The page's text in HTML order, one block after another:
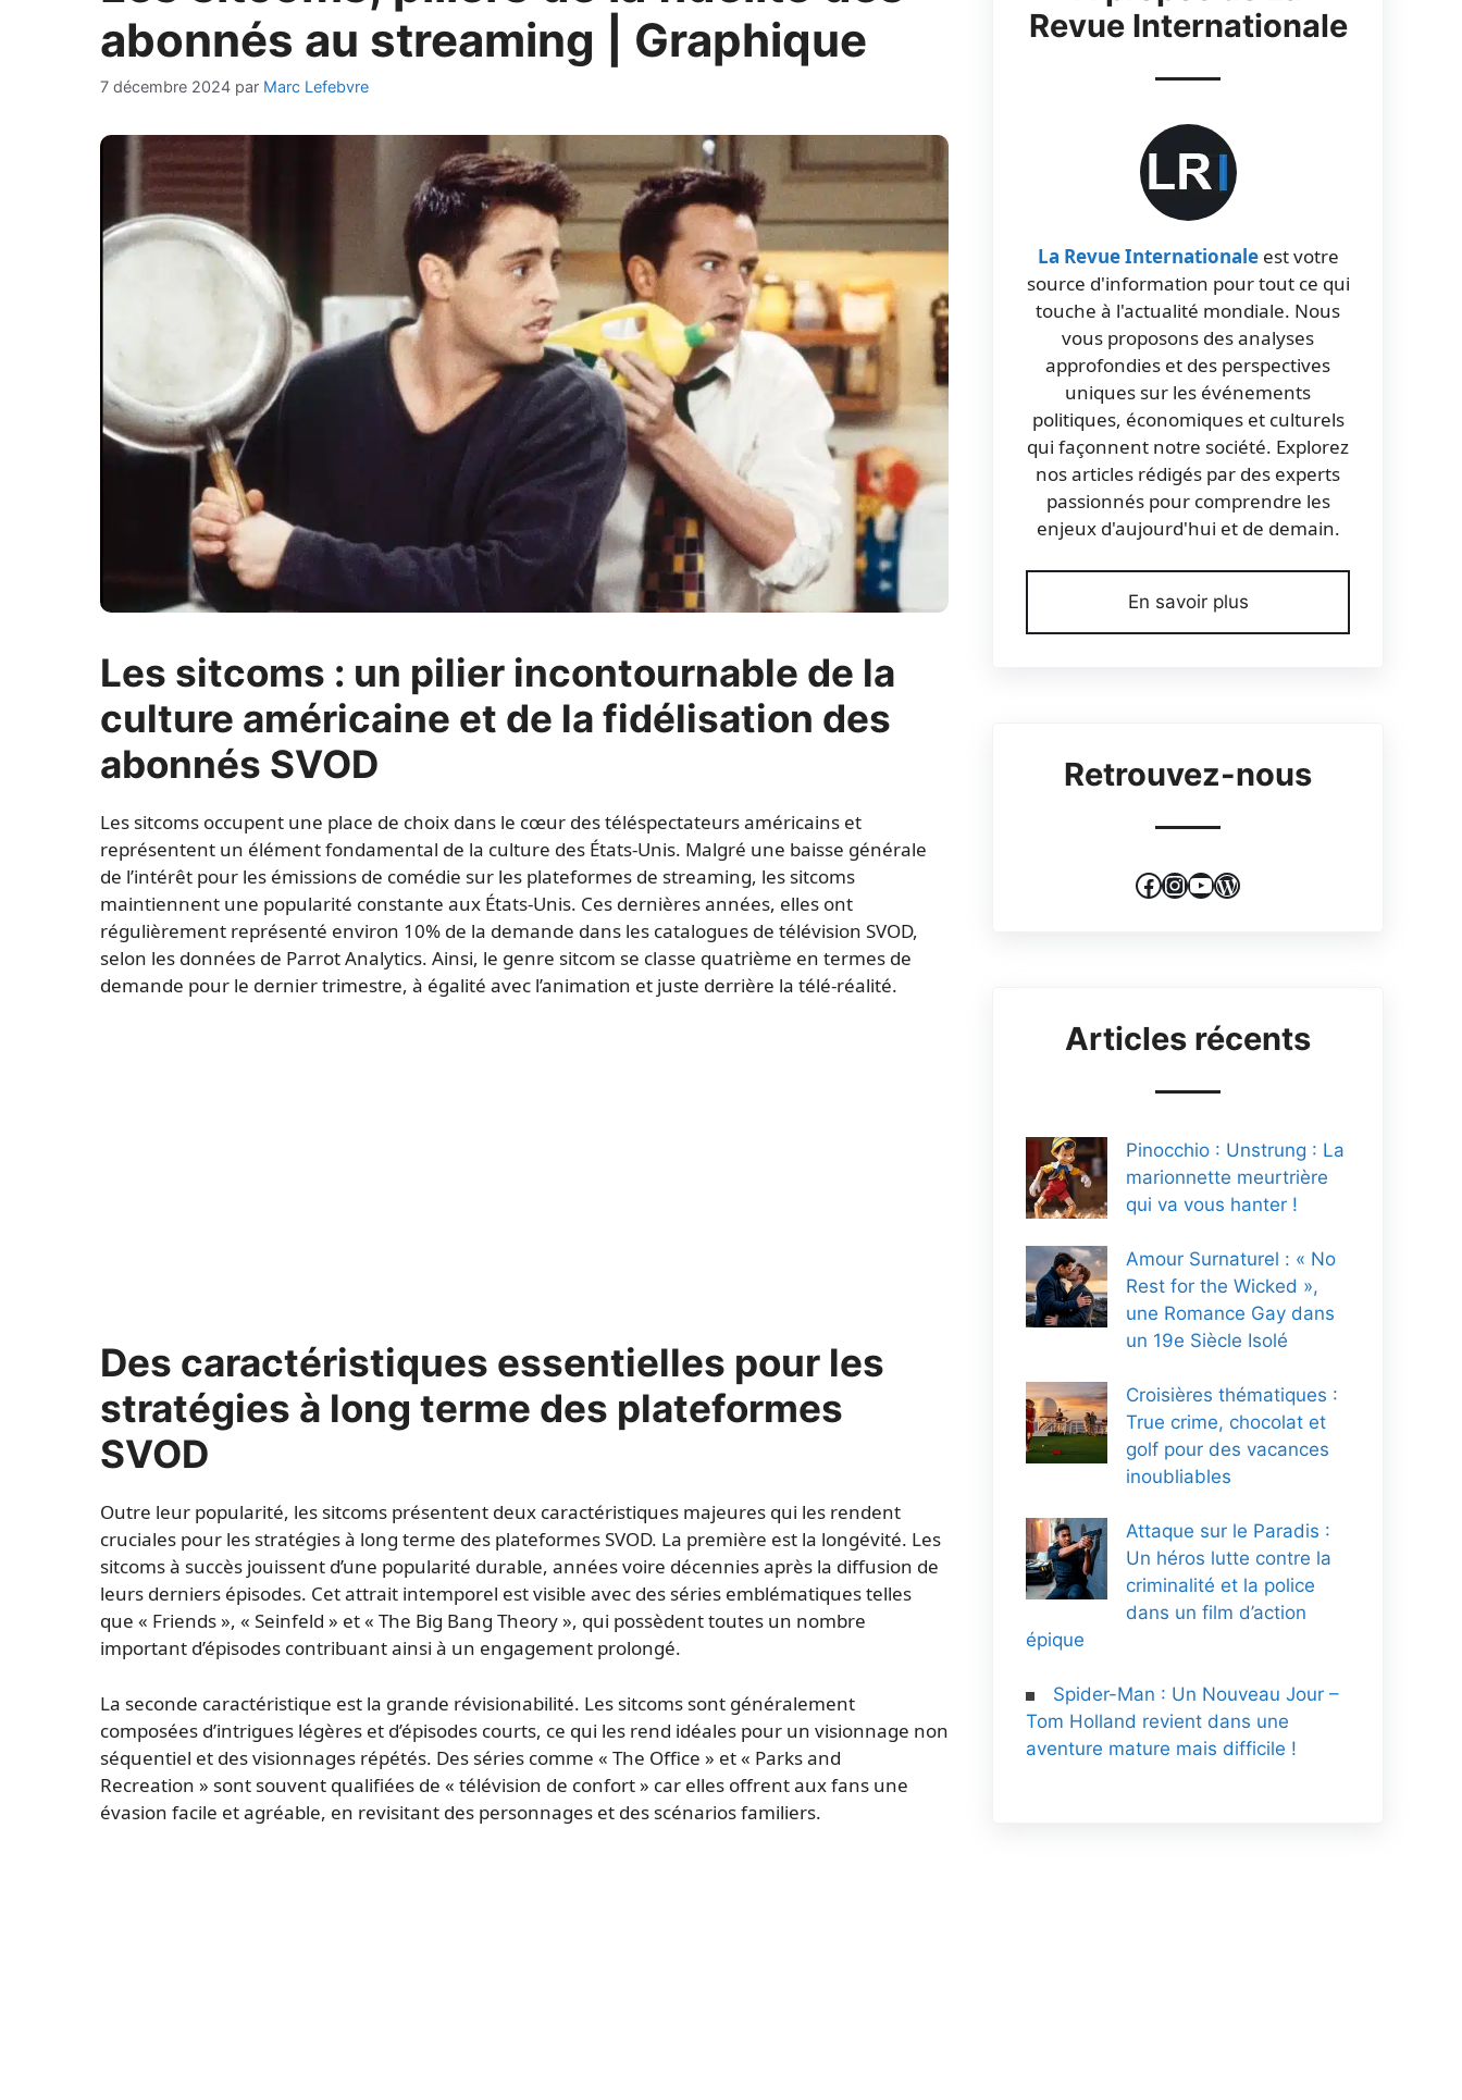
abonnés au streaming | Graphique
7 décembre 2024 par Marc Lefebvre
Les sitcoms : un pilier incontournable de la
culture américaine et de la fidélisation des
abonnés SVOD
Les sitcoms occupent une place de choix dans le cœur des téléspectateurs américains et
représentent un élément fondamental de la culture des États-Unis. Malgré une baisse générale
de l’intérêt pour les émissions de comédie sur les plateformes de streaming, les sitcoms
maintiennent une popularité constante aux États-Unis. Ces dernières années, elles ont
régulièrement représenté environ 10% de la demande dans les catalogues de télévision SVOD,
selon les données de Parrot Analytics. Ainsi, le genre sitcom se classe quatrième en termes de
demande pour le dernier trimestre, à égalité avec l’animation et juste derrière la télé-réalité.
Des caractéristiques essentielles pour les
stratégies à long terme des plateformes
SVOD
Outre leur popularité, les sitcoms présentent deux caractéristiques majeures qui les rendent
cruciales pour les stratégies à long terme des plateformes SVOD. La première est la longévité. Les
sitcoms à succès jouissent d’une popularité durable, années voire décennies après la diffusion de
leurs derniers épisodes. Cet attrait intemporel est visible avec des séries emblématiques telles
que « Friends », « Seinfeld » et « The Big Bang Theory », qui possèdent toutes un nombre
important d’épisodes contribuant ainsi à un engagement prolongé.
La seconde caractéristique est la grande révisionabilité. Les sitcoms sont généralement
composées d’intrigues légères et d’épisodes courts, ce qui les rend idéales pour un visionnage non
séquentiel et des visionnages répétés. Des séries comme « The Office » et « Parks and
Recreation » sont souvent qualifiées de « télévision de confort » car elles offrent aux fans une
évasion facile et agréable, en revisitant des personnages et des scénarios familiers.
Revue Internationale
La Revue Internationaleest votre
source d'information pour tout ce qui
touche à l'actualité mondiale. Nous
vous proposons des analyses
approfondies et des perspectives
uniques sur les événements
politiques, économiques et culturels
qui façonnent notre société. Explorez
nos articles rédigés par des experts
passionnés pour comprendre les
enjeux d'aujourd'hui et de demain.
En savoir plus
Retrouvez-nous
Facebook
Instagram
YouTube
WordPress
Articles récents
Pinocchio : Unstrung : La
marionnette meurtrière
qui va vous hanter !
Amour Surnaturel : « No
Rest for the Wicked »,
une Romance Gay dans
un 19e Siècle Isolé
Croisières thématiques :
True crime, chocolat et
golf pour des vacances
inoubliables
Attaque sur le Paradis :
Un héros lutte contre la
criminalité et la police
dans un film d’action
épique
Spider-Man : Un Nouveau Jour –
Tom Holland revient dans une
aventure mature mais difficile !